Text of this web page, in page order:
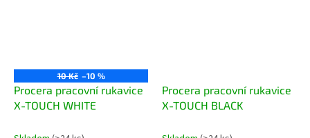
10 Kč –10 %
Procera pracovní rukavice
X-TOUCH WHITE
Procera pracovní rukavice
X-TOUCH BLACK